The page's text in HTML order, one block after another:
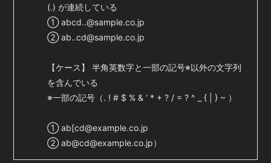
(.) が連続している
① abcd..@sample.co.jp
② ab..cd@sample.co.jp
【ケース】 半角英数字と一部の記号※以外の文字列
を含んでいる
※一部の記号（. ! # $ % & ‘ * + ? / = ? ^ _ { | } ~ ）
① ab[cd@example.co.jp
② ab@cd@example.co.jp）